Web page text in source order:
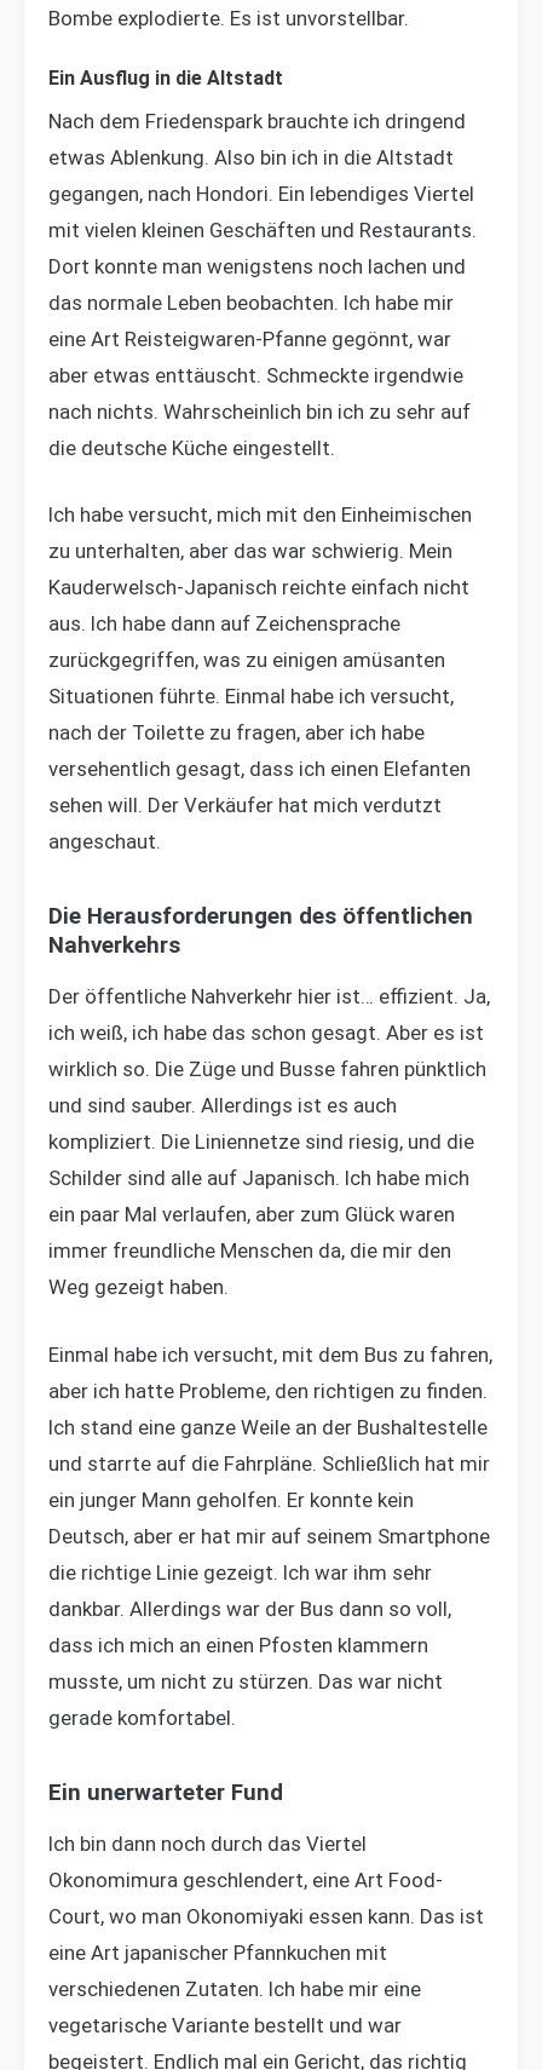
Bombe explodierte. Es ist unvorstellbar.
Ein Ausflug in die Altstadt
Nach dem Friedenspark brauchte ich dringend
etwas Ablenkung. Also bin ich in die Altstadt
gegangen, nach Hondori. Ein lebendiges Viertel
mit vielen kleinen Geschäften und Restaurants.
Dort konnte man wenigstens noch lachen und
das normale Leben beobachten. Ich habe mir
eine Art Reisteigwaren-Pfanne gegönnt, war
aber etwas enttäuscht. Schmeckte irgendwie
nach nichts. Wahrscheinlich bin ich zu sehr auf
die deutsche Küche eingestellt.
Ich habe versucht, mich mit den Einheimischen
zu unterhalten, aber das war schwierig. Mein
Kauderwelsch-Japanisch reichte einfach nicht
aus. Ich habe dann auf Zeichensprache
zurückgegriffen, was zu einigen amüsanten
Situationen führte. Einmal habe ich versucht,
nach der Toilette zu fragen, aber ich habe
versehentlich gesagt, dass ich einen Elefanten
sehen will. Der Verkäufer hat mich verdutzt
angeschaut.
Die Herausforderungen des öffentlichen
Nahverkehrs
Der öffentliche Nahverkehr hier ist… effizient. Ja,
ich weiß, ich habe das schon gesagt. Aber es ist
wirklich so. Die Züge und Busse fahren pünktlich
und sind sauber. Allerdings ist es auch
kompliziert. Die Liniennetze sind riesig, und die
Schilder sind alle auf Japanisch. Ich habe mich
ein paar Mal verlaufen, aber zum Glück waren
immer freundliche Menschen da, die mir den
Weg gezeigt haben.
Einmal habe ich versucht, mit dem Bus zu fahren,
aber ich hatte Probleme, den richtigen zu finden.
Ich stand eine ganze Weile an der Bushaltestelle
und starrte auf die Fahrpläne. Schließlich hat mir
ein junger Mann geholfen. Er konnte kein
Deutsch, aber er hat mir auf seinem Smartphone
die richtige Linie gezeigt. Ich war ihm sehr
dankbar. Allerdings war der Bus dann so voll,
dass ich mich an einen Pfosten klammern
musste, um nicht zu stürzen. Das war nicht
gerade komfortabel.
Ein unerwarteter Fund
Ich bin dann noch durch das Viertel
Okonomimura geschlendert, eine Art Food-
Court, wo man Okonomiyaki essen kann. Das ist
eine Art japanischer Pfannkuchen mit
verschiedenen Zutaten. Ich habe mir eine
vegetarische Variante bestellt und war
begeistert. Endlich mal ein Gericht, das richtig